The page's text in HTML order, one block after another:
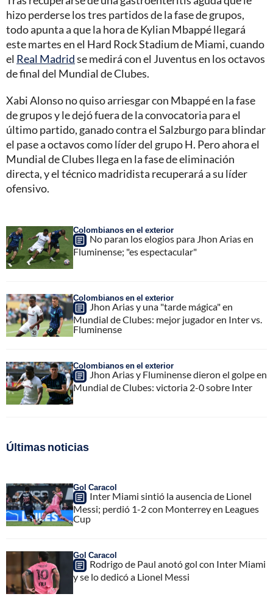
hizo perderse los tres partidos de la fase de grupos,
todo apunta a que la hora de Kylian Mbappé llegará
este martes en el Hard Rock Stadium de Miami, cuando
el Real Madridse medirá con el Juventus en los octavos
de final del Mundial de Clubes.
Xabi Alonso no quiso arriesgar con Mbappé en la fase
de grupos y le dejó fuera de la convocatoria para el
último partido, ganado contra el Salzburgo para blindar
el pase a octavos como líder del grupo H. Pero ahora el
Mundial de Clubes llega en la fase de eliminación
directa, y el técnico madridista recuperará a su líder
ofensivo.
Colombianos en el exterior
No paran los elogios para Jhon Arias en
Fluminense; "es espectacular"
Colombianos en el exterior
Jhon Arias y una "tarde mágica" en
Mundial de Clubes: mejor jugador en Inter vs.
Fluminense
Colombianos en el exterior
Jhon Arias y Fluminense dieron el golpe en
Mundial de Clubes: victoria 2-0 sobre Inter
Últimas noticias
Gol Caracol
Inter Miami sintió la ausencia de Lionel
Messi; perdió 1-2 con Monterrey en Leagues
Cup
Gol Caracol
Rodrigo de Paul anotó gol con Inter Miami
y se lo dedicó a Lionel Messi